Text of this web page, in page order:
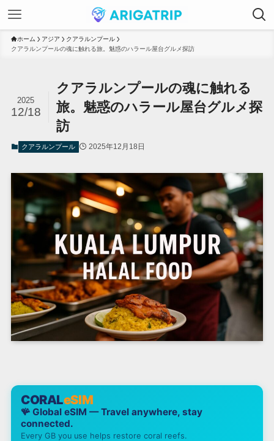
ホーム アジア
クアラルンプール
クアラルンプールの魂に触れる旅。魅惑のハラール屋台グルメ探訪
クアラルンプールの魂に触れる
旅。魅惑のハラール屋台グルメ探
訪
2025
12/18
クアラルンプール 2025年12月18日
CORALeSIM
🪸 Global eSIM — Travel anywhere, stay
connected.
Every GB you use helps restore coral reefs.